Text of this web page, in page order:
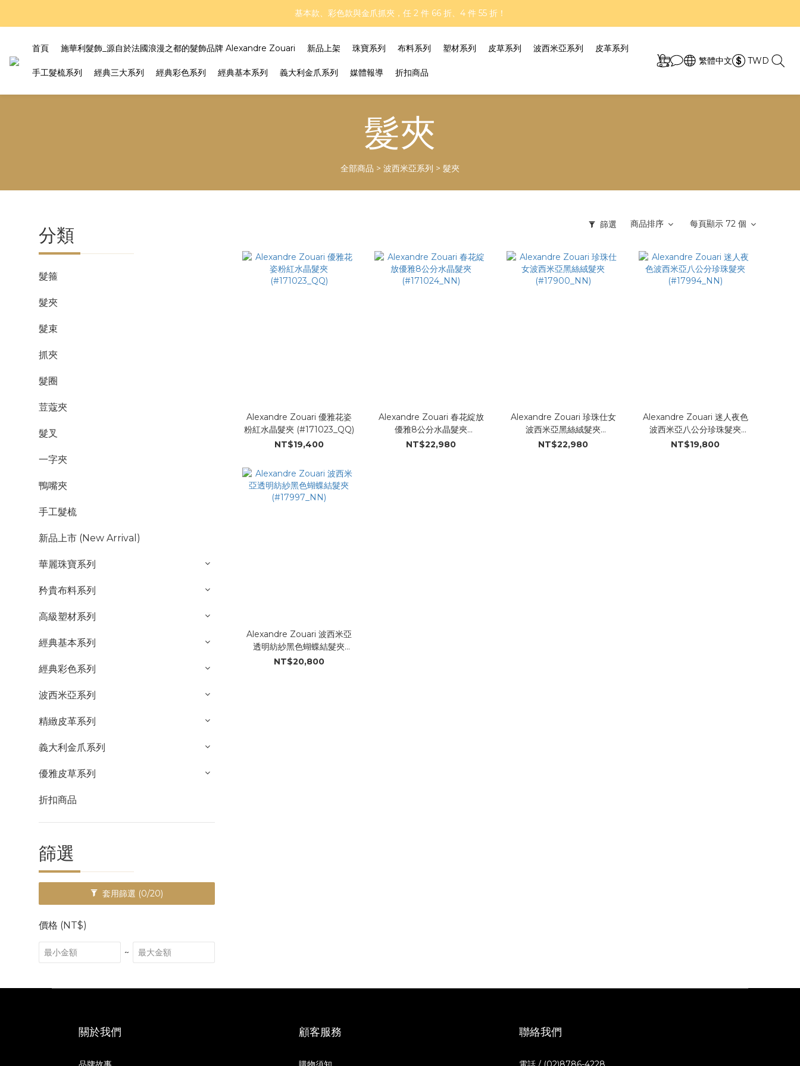
好評再延長！夏日年中慶 part II｜正價商品 8 折，滿三件享75折，滿五件享7折！
基本款、彩色款與金爪抓夾，任 2 件 66 折、4 件 55 折！
首頁 施華利髮飾_源自於法國浪漫之都的髮飾品牌 Alexandre Zouari 新品上架 珠寶系列 布料系列 塑材系列 皮草系列 波西米亞系列 皮革系列
手工髮梳系列 經典三大系列 經典彩色系列 經典基本系列 義大利金爪系列 媒體報導 折扣商品
繁體中文 TWD
髮夾
全部商品 > 波西米亞系列 > 髮夾
分類
髮箍
髮夾
髮束
抓夾
髮圈
荳蔻夾
髮叉
一字夾
鴨嘴夾
手工髮梳
新品上市 (New Arrival)
華麗珠寶系列
矜貴布料系列
高級塑材系列
經典基本系列
經典彩色系列
波西米亞系列
精緻皮革系列
義大利金爪系列
優雅皮草系列
折扣商品
篩選
套用篩選 (0/20)
價格 (NT$)
~
篩選 商品排序 每頁顯示 72 個
Alexandre Zouari 優雅花姿
粉紅水晶髮夾 (#171023_QQ)
NT$19,400
Alexandre Zouari 春花綻放
優雅8公分水晶髮夾
(#171024_NN)
NT$22,980
Alexandre Zouari 珍珠仕女
波西米亞黑絲絨髮夾
(#17900_NN)
NT$22,980
Alexandre Zouari 迷人夜色
波西米亞八公分珍珠髮夾
(#17994_NN)
NT$19,800
Alexandre Zouari 波西米亞
透明紡紗黑色蝴蝶結髮夾
(#17997_NN)
NT$20,800
關於我們 顧客服務 聯絡我們